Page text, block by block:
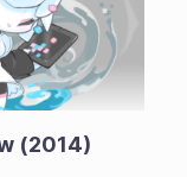
(2014)